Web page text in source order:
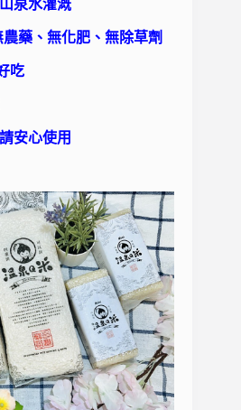
泉水灌溉
藥、無化肥、無除草劑
吃
安心使用